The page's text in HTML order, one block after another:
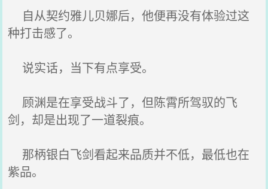
自从契约雅儿贝娜后，他便再没有体验过这
种打击感了。
说实话，当下有点享受。
顾渊是在享受战斗了，但陈霄所驾驭的飞
剑，却是出现了一道裂痕。
那柄银白飞剑看起来品质并不低，最低也在
紫品。